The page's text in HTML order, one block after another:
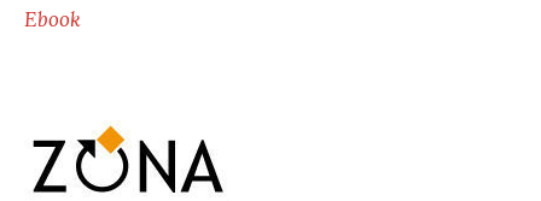
Ebook